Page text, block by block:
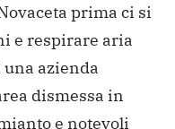
prima ci si
e respirare aria
azienda
dismessa in
e notevoli